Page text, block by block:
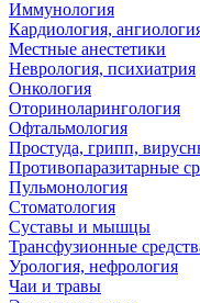
Иммунология
Кардиология,
Местные анестетики
Неврология, психиатрия
Онкология
Оториноларингология
Офтальмология
Простуда, грипп,
Противопаразитарные
Пульмонология
Стоматология
Суставы и мышцы
Трансфузионные
Урология, нефрология
Чаи и травы